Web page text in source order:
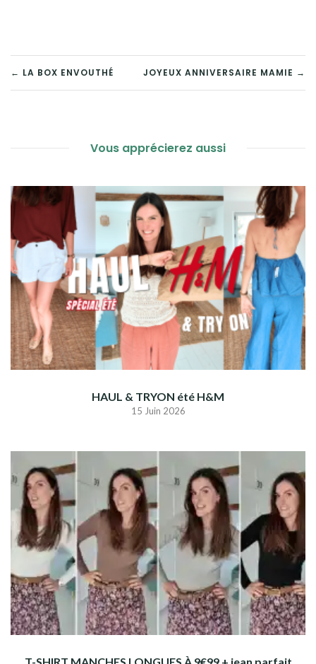
NAVIGATION
← LA BOX ENVOUTHÉ JOYEUX ANNIVERSAIRE MAMIE →
Vous apprécierez aussi
HAUL & TRYON été H&M
15 Juin 2026